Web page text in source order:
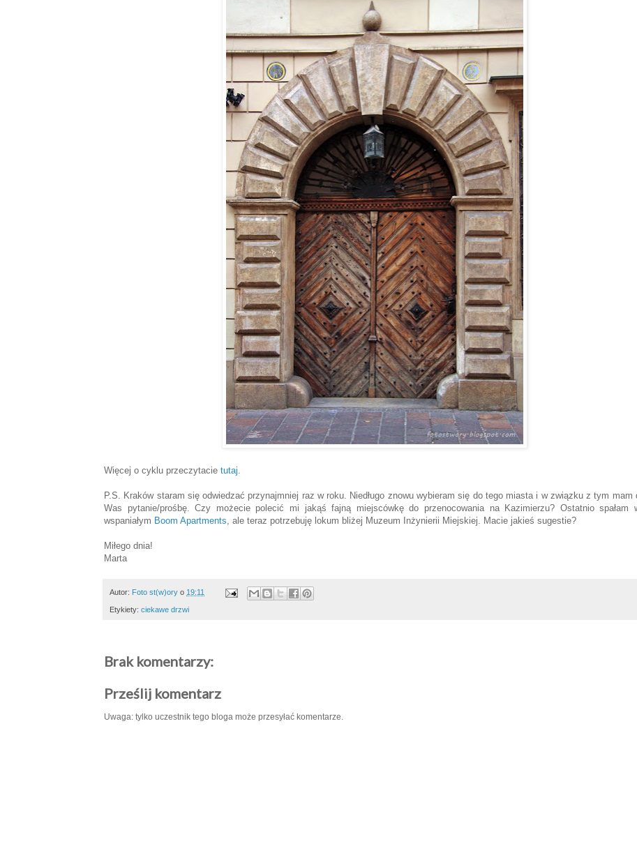
Więcej o cyklu przeczytacie tutaj.
P.S. Kraków staram się odwiedzać przynajmniej raz w roku. Niedługo znowu wybieram się do tego miasta i w związku z tym mam
Was pytanie/prośbę. Czy możecie polecić mi jakąś fajną miejscówkę do przenocowania na Kazimierzu? Ostatnio spałam
wspaniałym Boom Apartments, ale teraz potrzebuję lokum bliżej Muzeum Inżynierii Miejskiej. Macie jakieś sugestie?
Miłego dnia!
Marta
Autor: Foto st(w)ory o 19:11
Etykiety: ciekawe drzwi
Brak komentarzy:
Prześlij komentarz
Uwaga: tylko uczestnik tego bloga może przesyłać komentarze.